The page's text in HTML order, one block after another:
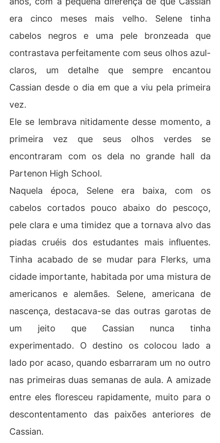
era cinco meses mais velho. Selene tinha
cabelos negros e uma pele bronzeada que
contrastava perfeitamente com seus olhos azul-
claros, um detalhe que sempre encantou
Cassian desde o dia em que a viu pela primeira
vez.
Ele se lembrava nitidamente desse momento, a
primeira vez que seus olhos verdes se
encontraram com os dela no grande hall da
Partenon High School.
Naquela época, Selene era baixa, com os
cabelos cortados pouco abaixo do pescoço,
pele clara e uma timidez que a tornava alvo das
piadas cruéis dos estudantes mais influentes.
Tinha acabado de se mudar para Flerks, uma
cidade importante, habitada por uma mistura de
americanos e alemães. Selene, americana de
nascença, destacava-se das outras garotas de
um jeito que Cassian nunca tinha
experimentado. O destino os colocou lado a
lado por acaso, quando esbarraram um no outro
nas primeiras duas semanas de aula. A amizade
entre eles floresceu rapidamente, muito para o
descontentamento das paixões anteriores de
Cassian.